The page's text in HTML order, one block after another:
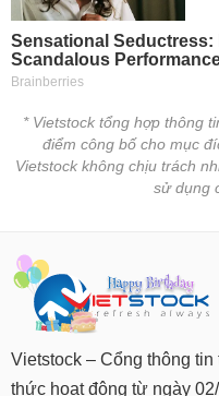
* Vietstock tổng hợp thông
điểm công bố cho mục
Vietstock không chịu trách
sử dụng
Vietstock – Cổng thông
thức hoạt động từ ngày